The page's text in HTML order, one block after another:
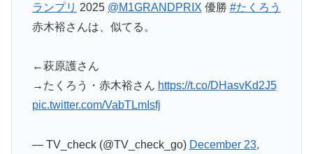
ランプリ 2025 @M1GRANDPRIX 優勝 #たくろう
赤木裕さんは、似てる。
←萩原護さん
→たくろう・赤木裕さん https://t.co/DHasvKd2J5
pic.twitter.com/VabTLmIsfj
— TV_check (@TV_check_go) December 23,